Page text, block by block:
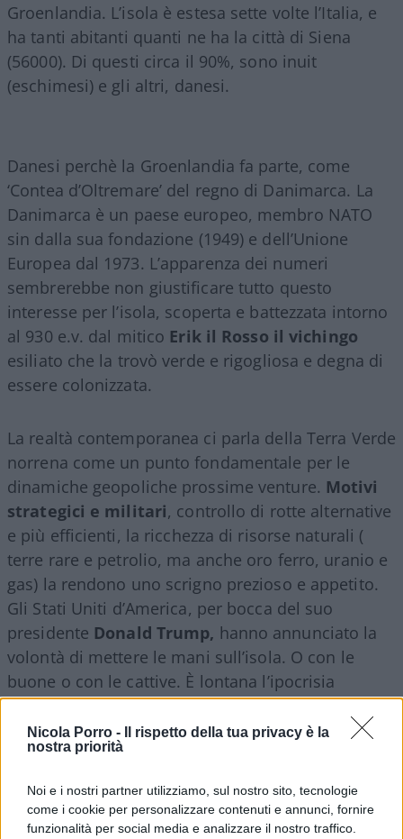
Nicola Porro -
Il rispetto della tua privacy è la
nostra priorità
Noi e i nostri partner utilizziamo, sul nostro sito, tecnologie
come i cookie per personalizzare contenuti e annunci, fornire
funzionalità per social media e analizzare il nostro traffico.
Groenlandia. L’isola è estesa sette volte l’Italia, e
ha tanti abitanti quanti ne ha la città di Siena
(56000). Di questi circa il 90%, sono inuit
(eschimesi) e gli altri, danesi.
Danesi perchè la Groenlandia fa parte, come
‘Contea d’Oltremare’ del regno di Danimarca. La
Danimarca è un paese europeo, membro NATO
sin dalla sua fondazione (1949) e dell’Unione
Europea dal 1973. L’apparenza dei numeri
sembrerebbe non giustificare tutto questo
interesse per l’isola, scoperta e battezzata intorno
al 930 e.v. dal mitico Erik il Rosso il vichingo
esiliato che la trovò verde e rigogliosa e degna di
essere colonizzata.
La realtà contemporanea ci parla della Terra Verde
norrena come un punto fondamentale per le
dinamiche geopoliche prossime venture. Motivi
strategici e militari, controllo di rotte alternative
e più efficienti, la ricchezza di risorse naturali (
terre rare e petrolio, ma anche oro ferro, uranio e
gas) la rendono uno scrigno prezioso e appetito.
Gli Stati Uniti d’America, per bocca del suo
presidente Donald Trump, hanno annunciato la
volontà di mettere le mani sull’isola. O con le
buone o con le cattive. È lontana l’ipocrisia
appiccicosa degli Usa esportatori di democrazia,
di salvatori della libertà del pianeta contro ogni
tirannia. Viene fuori il volto più concreto del
l’eliminazione sistematica dei nativi, le guerre con
le potenze presenti o confinanti, l’acquisto dei